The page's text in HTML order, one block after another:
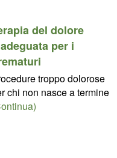
del dolore
per i
troppo dolorose
chi non nasce a termine